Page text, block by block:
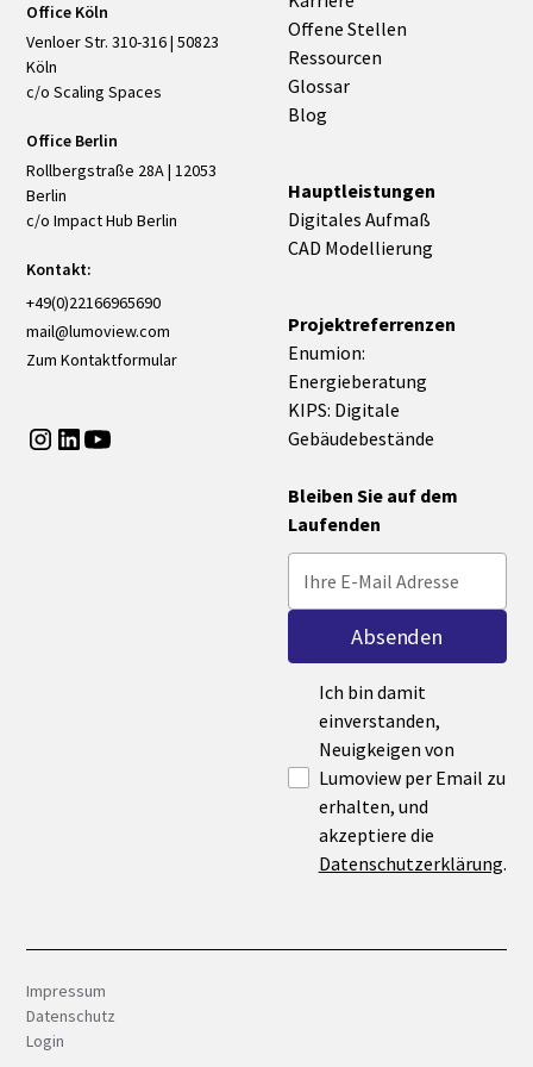
Office Köln
Venloer Str. 310-316 | 50823
Köln
c/o Scaling Spaces
Office Berlin
Rollbergstraße 28A | 12053
Berlin
c/o Impact Hub Berlin
Kontakt:
+49(0)22166965690
mail@lumoview.com
Zum Kontaktformular
Offene Stellen
Ressourcen
Glossar
Blog
Hauptleistungen
Digitales Aufmaß
CAD Modellierung
Projektreferrenzen
Enumion:
Energieberatung
KIPS: Digitale
Gebäudebestände
Bleiben Sie auf dem
Laufenden
Ich bin damit
einverstanden,
Neuigkeigen von
Lumoview per Email zu
erhalten, und
akzeptiere die
Datenschutzerklärung.
Impressum
Datenschutz
Login